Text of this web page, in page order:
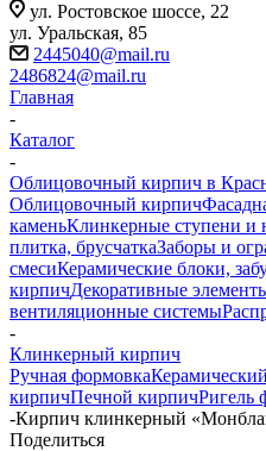
ул. Ростовское шоссе, 22
ул. Уральская, 85
2445040@mail.ru
2486824@mail.ru
Главная
-
Каталог
-
Облицовочный кирпич в
Облицовочный кирпич
каменьКлинкерные ступени и
плитка, брусчаткаЗаборы и
смесиКерамические блоки,
кирпичДекоративные
вентиляционные системы
-
Клинкерный кирпич
Ручная формовка
кирпичПечной кирпичРигель
-Кирпич клинкерный
Поделиться